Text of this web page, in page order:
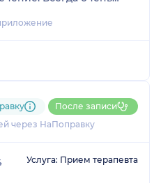
через НаПоправку
После записи
Услуга: Прием терапевта